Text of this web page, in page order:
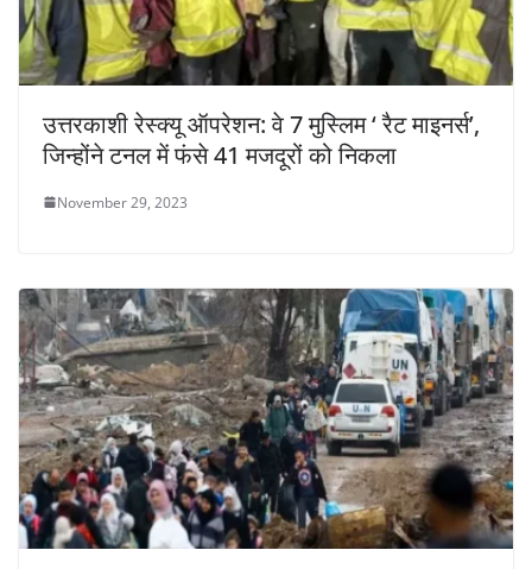
उत्तरकाशी रेस्क्यू ऑपरेशन: वे 7 मुस्लिम ‘ रैट माइनर्स’,
जिन्होंने टनल में फंसे 41 मजदूरों को निकला
November 29, 2023